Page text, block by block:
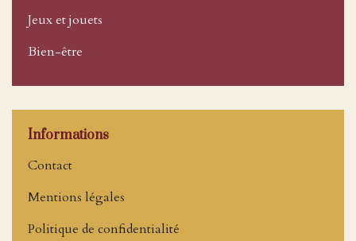
Jeux et jouets
Bien-être
Informations
Contact
Mentions légales
Politique de confidentialité